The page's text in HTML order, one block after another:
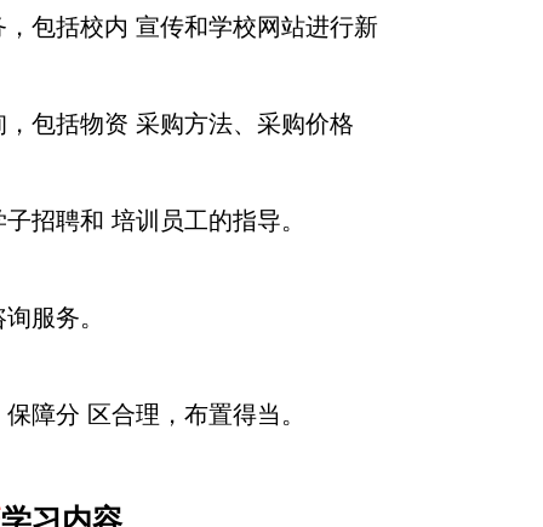
包括校内 宣传和学校网站进行新
包括物资 采购方法、采购价格
招聘和 培训员工的指导。
服务。
障分 区合理，布置得当。
学习内容